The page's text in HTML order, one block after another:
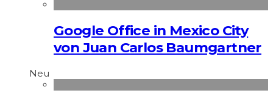
Google Office in Mexico City
von Juan Carlos Baumgartner
Neu